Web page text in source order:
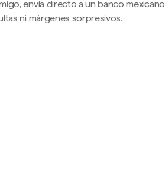
envía directo a un banco mexicano
ni márgenes sorpresivos.